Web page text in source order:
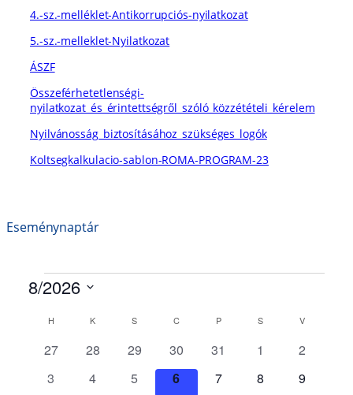
4.-sz.-melléklet-Antikorrupciós-nyilatkozat
5.-sz.-melleklet-Nyilatkozat
ÁSZF
Összeférhetetlenségi-
nyilatkozat_és_érintettségről_szóló_közzétételi_kérelem
Nyilvánosság_biztosításához_szükséges_logók
Koltsegkalkulacio-sablon-ROMA-PROGRAM-23
Eseménynaptár